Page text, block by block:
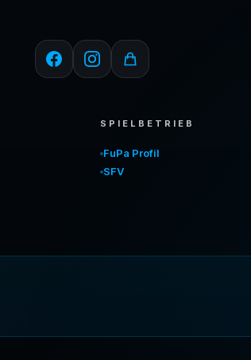
SPIELBETRIEB
FuPa Profil
SFV